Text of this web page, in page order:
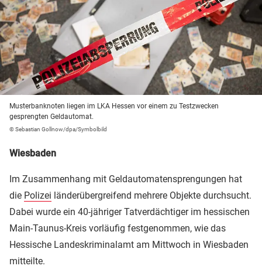
Musterbanknoten liegen im LKA Hessen vor einem zu Testzwecken
gesprengten Geldautomat.
© Sebastian Gollnow/dpa/Symbolbild
Wiesbaden
Im Zusammenhang mit Geldautomatensprengungen hat
die Polizei länderübergreifend mehrere Objekte durchsucht.
Dabei wurde ein 40-jähriger Tatverdächtiger im hessischen
Main-Taunus-Kreis vorläufig festgenommen, wie das
Hessische Landeskriminalamt am Mittwoch in Wiesbaden
mitteilte.